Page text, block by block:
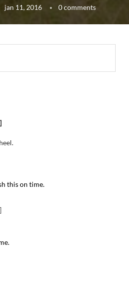
jan 11, 2016 0 comments
this on time.
.